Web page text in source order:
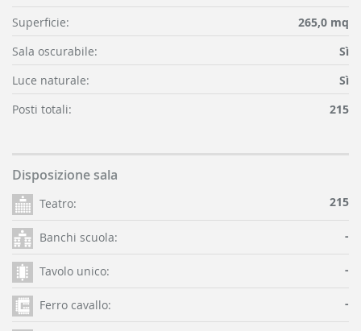
Superficie:
265,0 mq
Sala oscurabile:
Sì
Luce naturale:
Sì
Posti totali:
215
Disposizione sala
Teatro: 215
Banchi scuola: -
Tavolo unico: -
Ferro cavallo: -